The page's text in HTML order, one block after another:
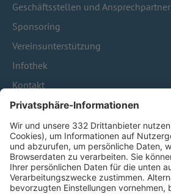
Geschäftsstellen und Ansprechpartner
Sponsoring
Vereinsunterstützung
Infothek
Kontakt
HÄUFIG BESUCHTE SEITEN
Pässe und Vereinswechsel
Trainerausbildung
Schulungsangebot Vereinsmitarbeiter